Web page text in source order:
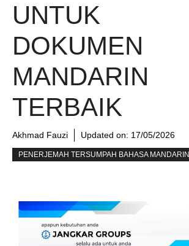
UNTUK
DOKUMEN
MANDARIN
TERBAIK
Akhmad Fauzi Updated on: 17/05/2026
PENERJEMAH TERSUMPAH BAHASA MANDARIN